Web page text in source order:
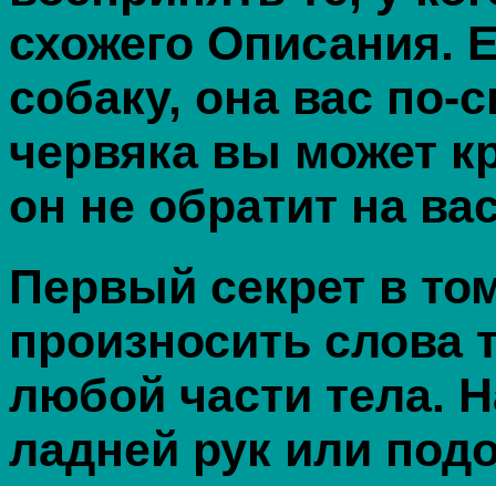
схожего Описания.
собаку, она вас по-
червяка вы может
он не обратит на
Первый секрет в
произносить слова
любой части тела.
ладней рук или